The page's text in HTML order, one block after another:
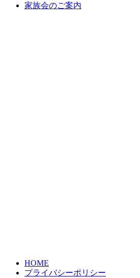
家族会のご案内
HOME
プライバシーポリシー